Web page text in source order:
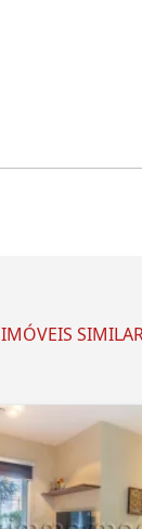
IMÓVEIS